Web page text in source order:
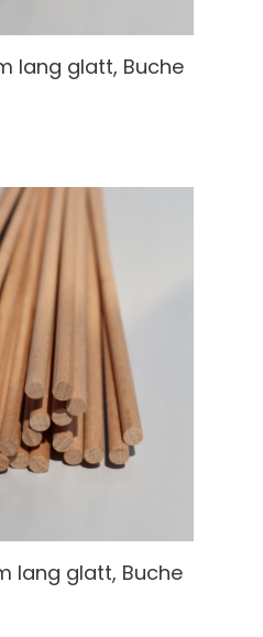
lang glatt, Buche
lang glatt, Buche